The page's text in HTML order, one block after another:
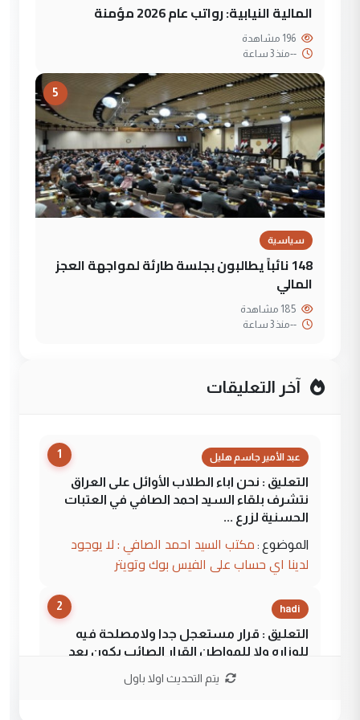
المالية النيابية: رواتب عام 2026 مؤمنة
--منذ 3 ساعة
5
سياسية
148 نائباً يطالبون بجلسة طارئة لمواجهة العجز
المالي
--منذ 3 ساعة
آخر التعليقات
1 عبد الأمير جاسم هليل
التعليق : نحن اباء الطلاب الأوائل على العراق
نتشرف بلقاء السيد احمد الصافي في العتبات
الحسنية لزرع ...
الموضوع : مكتب السيد احمد الصافي : لا يوجود
لدينا اي حساب على الفيس بوك وتويتر
2 hadi
التعليق : قرار مستعجل جدا ولامصلحة فيه
للوزاره ولا للمواطن القرار الصائب يكون بعد
يتم التحديث اولا باول